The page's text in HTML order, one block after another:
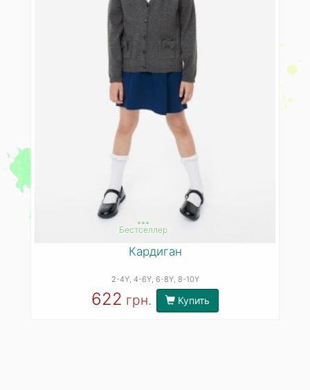
***
Бестселлер
Кардиган
2-4Y, 4-6Y, 6-8Y, 8-10Y
622 грн. Купить